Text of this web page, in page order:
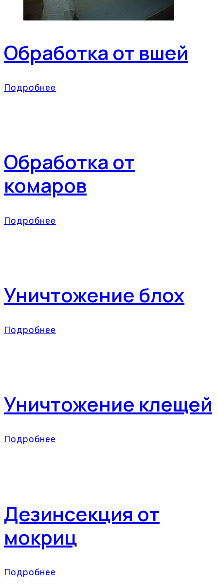
Обработка от вшей
Подробнее
Обработка от
комаров
Подробнее
Уничтожение блох
Подробнее
Уничтожение клещей
Подробнее
Дезинсекция от
мокриц
Подробнее